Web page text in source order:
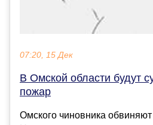
07:20, 15 Дек
В Омской области будут
пожар
Омского чиновника